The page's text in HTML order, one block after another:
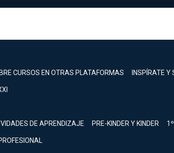
CURSOS EN OTRAS PLATAFORMAS INSPÍRATE Y
DE APRENDIZAJE PRE-KINDER Y KINDER